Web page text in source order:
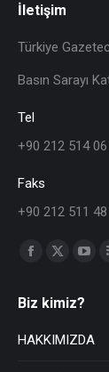
İletişim
Türkiye
Basın Sarayı
Tel
+90 212 514
Faks
+90 212 511
Find us on:
Biz kimiz?
HAKKIMIZDA